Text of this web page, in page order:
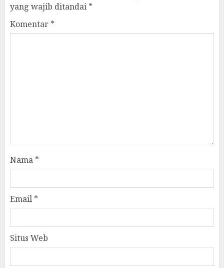
yang wajib ditandai *
Komentar *
Nama *
Email *
Situs Web